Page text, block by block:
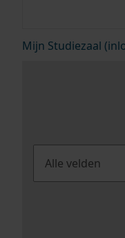
Mijn Studiezaal